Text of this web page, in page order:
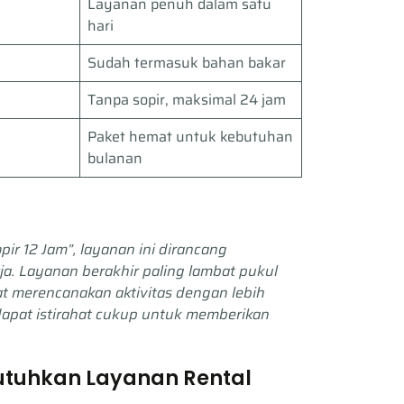
hari
Sudah termasuk bahan bakar
Tanpa sopir, maksimal 24 jam
Paket hemat untuk kebutuhan
bulanan
12 Jam”, layanan ini dirancang
Layanan berakhir paling lambat pukul
merencanakan aktivitas dengan lebih
istirahat cukup untuk memberikan
Layanan Rental